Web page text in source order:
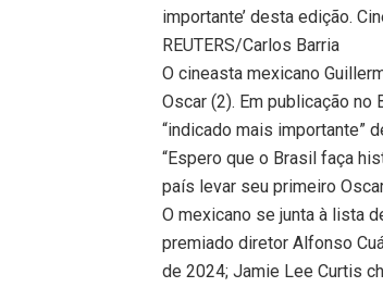
importante’ desta edição.
REUTERS/Carlos Barria
O cineasta mexicano
Oscar (2). Em publicação
“indicado mais importante”
“Espero que o Brasil faça
país levar seu primeiro
O mexicano se junta à lista
premiado diretor Alfonso
de 2024; Jamie Lee Curtis